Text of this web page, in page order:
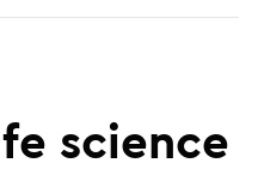
science